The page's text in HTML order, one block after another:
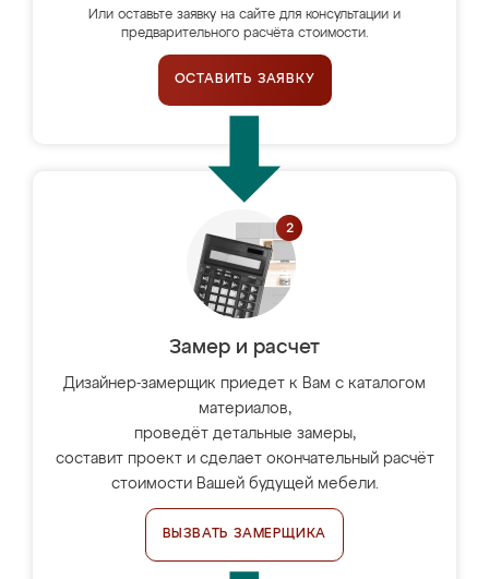
Или оставьте заявку на сайте для консультации и
предварительного расчёта стоимости.
ОСТАВИТЬ ЗАЯВКУ
Замер и расчет
Дизайнер-замерщик приедет к Вам с каталогом
материалов,
проведёт детальные замеры,
составит проект и сделает окончательный расчёт
стоимости Вашей будущей мебели.
ВЫЗВАТЬ ЗАМЕРЩИКА